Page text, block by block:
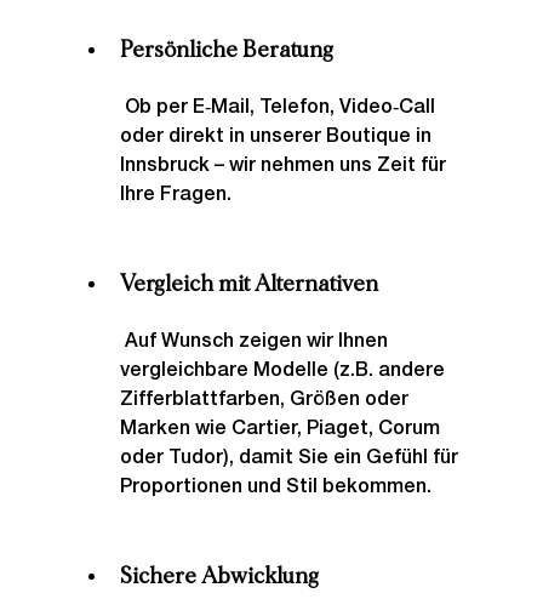
Persönliche Beratung
oder direkt in unserer Boutique in
Innsbruck – wir nehmen uns Zeit für
Ihre Fragen.
Vergleich mit Alternativen
vergleichbare Modelle (z.B. andere
Zifferblattfarben, Größen oder
Marken wie Cartier, Piaget, Corum
oder Tudor), damit Sie ein Gefühl für
Proportionen und Stil bekommen.
Sichere Abwicklung